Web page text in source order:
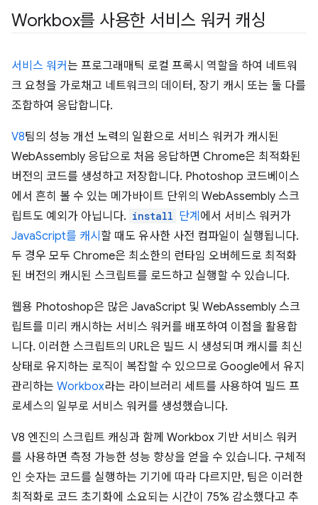
Workbox를 사용한 서비스 워커 캐싱
서비스 워커는 프로그래매틱 로컬 프록시 역할을 하여 네트워
크 요청을 가로채고 네트워크의 데이터, 장기 캐시 또는 둘 다를
조합하여 응답합니다.
V8팀의 성능 개선 노력의 일환으로 서비스 워커가 캐시된
WebAssembly 응답으로 처음 응답하면 Chrome은 최적화된
버전의 코드를 생성하고 저장합니다. Photoshop 코드베이스
에서 흔히 볼 수 있는 메가바이트 단위의 WebAssembly 스크
립트도 예외가 아닙니다. install 단계 에서 서비스 워커가
JavaScript를 캐시 할 때도 유사한 사전 컴파일이 실행됩니다.
두 경우 모두 Chrome은 최소한의 런타임 오버헤드로 최적화
된 버전의 캐시된 스크립트를 로드하고 실행할 수 있습니다.
웹용 Photoshop은 많은 JavaScript 및 WebAssembly 스크
립트를 미리 캐시하는 서비스 워커를 배포하여 이점을 활용합
니다. 이러한 스크립트의 URL은 빌드 시 생성되며 캐시를 최신
상태로 유지하는 로직이 복잡할 수 있으므로 Google에서 유지
관리하는 Workbox라는 라이브러리 세트를 사용하여 빌드 프
로세스의 일부로 서비스 워커를 생성했습니다.
V8 엔진의 스크립트 캐싱과 함께 Workbox 기반 서비스 워커
를 사용하면 측정 가능한 성능 향상을 얻을 수 있습니다. 구체적
인 숫자는 코드를 실행하는 기기에 따라 다르지만, 팀은 이러한
최적화로 코드 초기화에 소요되는 시간이 75% 감소했다고 추